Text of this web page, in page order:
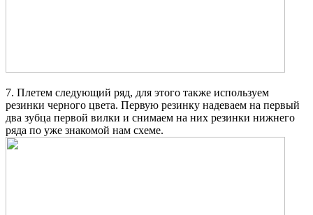
7. Плетем следующий ряд, для этого также используем
резинки черного цвета. Первую резинку надеваем на первый
два зубца первой вилки и снимаем на них резинки нижнего
ряда по уже знакомой нам схеме.